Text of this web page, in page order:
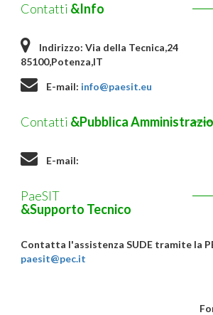
Contatti &Info
Indirizzo: Via della Tecnica,24
85100,Potenza,IT
E-mail: info@paesit.eu
Contatti &Pubblica
E-mail:
PaeSIT
&Supporto Tecnico
Contatta l'assistenza SUDE tramite la
paesit@pec.it